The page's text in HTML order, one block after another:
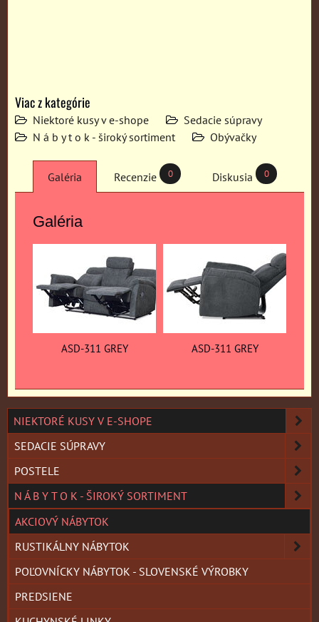
Viac z kategórie
Niektoré kusy v e-shope
Sedacie súpravy
N á b y t o k - široký sortiment
Obývačky
Galéria Recenzie 0 Diskusia 0
Galéria
ASD-311 GREY ASD-311 GREY
NIEKTORÉ KUSY V E-SHOPE
SEDACIE SÚPRAVY
POSTELE
N Á B Y T O K - ŠIROKÝ SORTIMENT
AKCIOVÝ NÁBYTOK
RUSTIKÁLNY NÁBYTOK
POĽOVNÍCKY NÁBYTOK - SLOVENSKÉ VÝROBKY
PREDSIENE